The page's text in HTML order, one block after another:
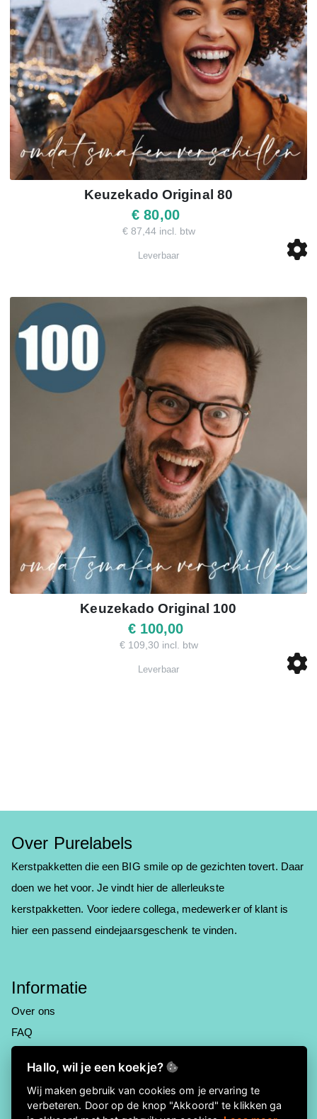
Keuzekado Original 80
€ 80,00
€ 87,44 incl. btw
Leverbaar
Keuzekado Original 100
€ 100,00
€ 109,30 incl. btw
Leverbaar
Over Purelabels
Kerstpakketten die een BIG smile op de gezichten tovert. Daar
doen we het voor. Je vindt hier de allerleukste
kerstpakketten. Voor iedere collega, medewerker of klant is
hier een passend eindejaarsgeschenk te vinden.
Informatie
Over ons
FAQ
Privacyverklaring
Contactgegevens
Hallo, wil je een koekje?
Wij maken gebruik van cookies om je ervaring te
verbeteren. Door op de knop "Akkoord" te klikken ga